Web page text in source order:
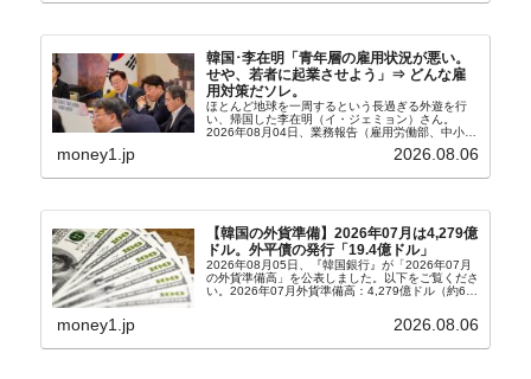
韓国･李在明「青年層の雇用状況が悪い。
せや、若者に起業させよう」⇒ どんな雇
用対策だソレ。
ほとんど地球を一周するという長過ぎる外遊を行
い、帰国した李在明（イ・ジェミョン）さん。
2026年08月04日、業務報告（雇用労働部、中小ベ
上、韓国大統領に成りおおせた李在明（イ・ジェミ
money1.jp 2026.08.06
【韓国の外貨準備】2026年07月は4,279億
ドル。外平債の発行「19.4億ドル」
2026年08月05日、『韓国銀行』が「2026年07月
の外貨準備高」を公表しました。以下をご覧くださ
い。2026年07月外貨準備高：4,279億ドル（約67
money1.jp 2026.08.06